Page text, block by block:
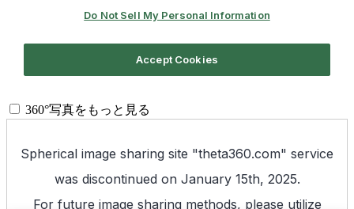
360°写真をもっと見る